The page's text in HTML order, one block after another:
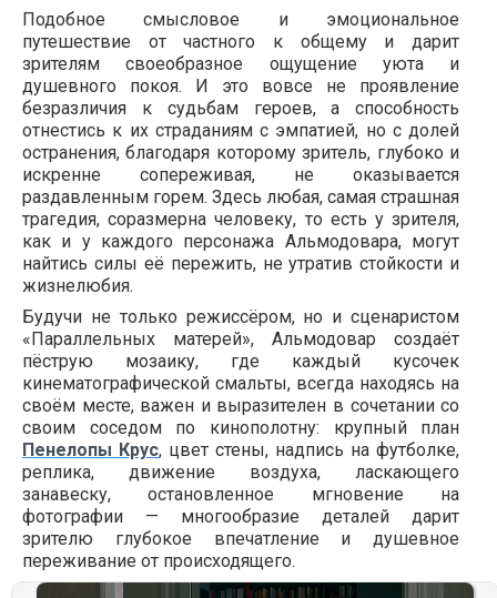
Подобное смысловое и эмоциональное
путешествие от частного к общему и дарит
зрителям своеобразное ощущение уюта и
душевного покоя. И это вовсе не проявление
безразличия к судьбам героев, а способность
отнестись к их страданиям с эмпатией, но с долей
остранения, благодаря которому зритель, глубоко и
искренне сопереживая, не оказывается
раздавленным горем. Здесь любая, самая страшная
трагедия, соразмерна человеку, то есть у зрителя,
как и у каждого персонажа Альмодовара, могут
найтись силы её пережить, не утратив стойкости и
жизнелюбия.
Будучи не только режиссёром, но и сценаристом
«Параллельных матерей», Альмодовар создаёт
пёструю мозаику, где каждый кусочек
кинематографической смальты, всегда находясь на
своём месте, важен и выразителен в сочетании со
своим соседом по кинополотну: крупный план
Пенелопы Крус, цвет стены, надпись на футболке,
реплика, движение воздуха, ласкающего
занавеску, остановленное мгновение на
фотографии — многообразие деталей дарит
зрителю глубокое впечатление и душевное
переживание от происходящего.